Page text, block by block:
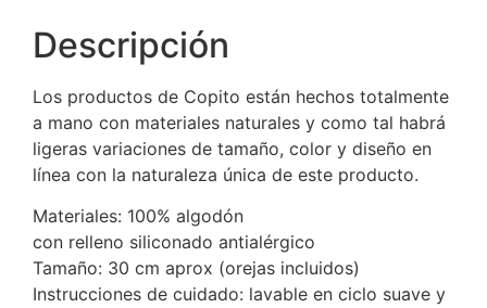
Descripción
Los productos de Copito están hechos totalmente
a mano con materiales naturales y como tal habrá
ligeras variaciones de tamaño, color y diseño en
línea con la naturaleza única de este producto.
Materiales: 100% algodón
con relleno siliconado antialérgico
Tamaño: 30 cm aprox (orejas incluidos)
Instrucciones de cuidado: lavable en ciclo suave y